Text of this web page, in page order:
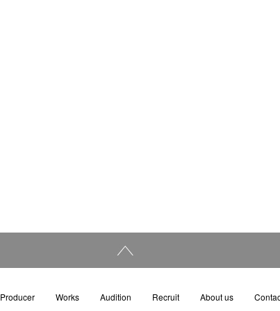
Producer Works Audition Recruit About us